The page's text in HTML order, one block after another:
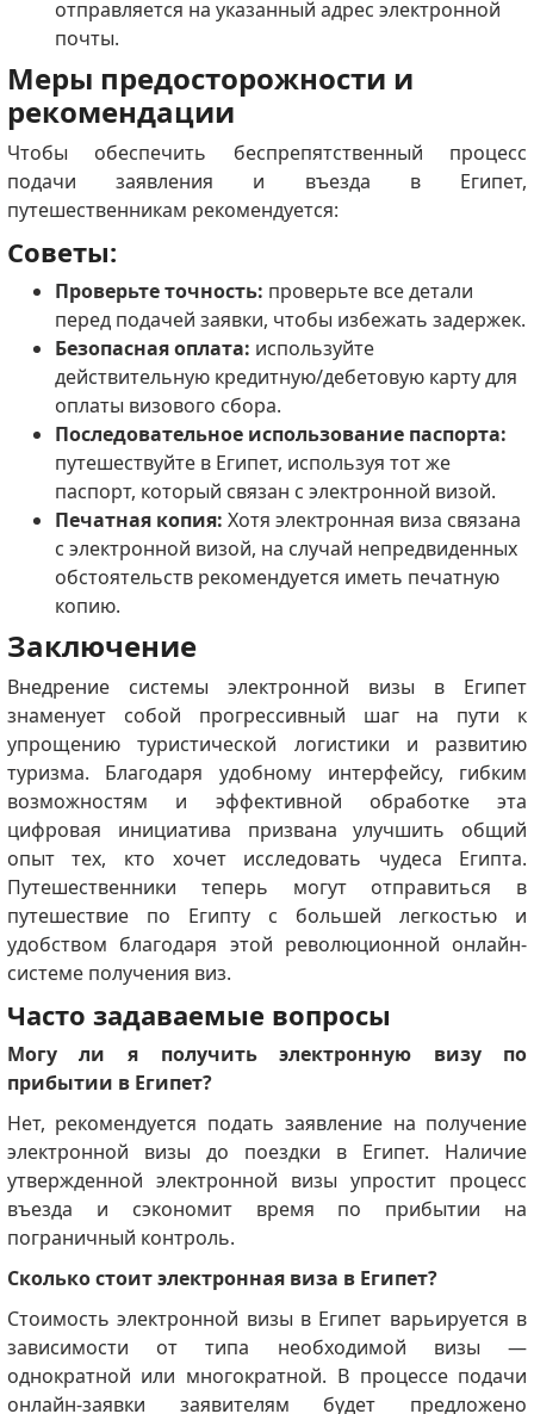
отправляется на указанный адрес электронной
почты.
Меры предосторожности и
рекомендации
Чтобы обеспечить беспрепятственный процесс
подачи заявления и въезда в Египет,
путешественникам рекомендуется:
Советы:
Проверьте точность: проверьте все детали
перед подачей заявки, чтобы избежать задержек.
Безопасная оплата: используйте
действительную кредитную/дебетовую карту для
оплаты визового сбора.
Последовательное использование паспорта:
путешествуйте в Египет, используя тот же
паспорт, который связан с электронной визой.
Печатная копия: Хотя электронная виза связана
с электронной визой, на случай непредвиденных
обстоятельств рекомендуется иметь печатную
копию.
Заключение
Внедрение системы электронной визы в Египет
знаменует собой прогрессивный шаг на пути к
упрощению туристической логистики и развитию
туризма. Благодаря удобному интерфейсу, гибким
возможностям и эффективной обработке эта
цифровая инициатива призвана улучшить общий
опыт тех, кто хочет исследовать чудеса Египта.
Путешественники теперь могут отправиться в
путешествие по Египту с большей легкостью и
удобством благодаря этой революционной онлайн-
системе получения виз.
Часто задаваемые вопросы
Могу ли я получить электронную визу по
прибытии в Египет?
Нет, рекомендуется подать заявление на получение
электронной визы до поездки в Египет. Наличие
утвержденной электронной визы упростит процесс
въезда и сэкономит время по прибытии на
пограничный контроль.
Сколько стоит электронная виза в Египет?
Стоимость электронной визы в Египет варьируется в
зависимости от типа необходимой визы —
однократной или многократной. В процессе подачи
онлайн-заявки заявителям будет предложено